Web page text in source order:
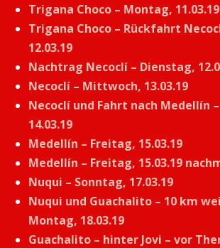
Trigana Choco – Montag, 11.03.19
Trigana Choco – Rückfahrt
12.03.19
Nachtrag Necoclí – Dienstag,
Necoclí – Mittwoch, 13.03.19
Necoclí und Fahrt nach Medellín
14.03.19
Medellín – Freitag, 15.03.19
Medellín – Freitag, 15.03.19
Nuqui – Sonntag, 17.03.19
Nuqui und Guachalito – 10 km
Montag, 18.03.19
Guachalito – hinter Jovi – vor